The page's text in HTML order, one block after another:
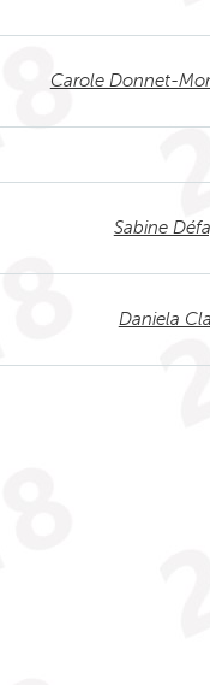
Carole Donnet-
Sabine
Daniela